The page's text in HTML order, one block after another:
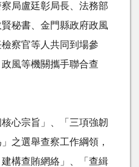
局盧廷彰局長、法務部
秘書、金門縣政府政風
察官等人共同到場參
風等機關攜手聯合查
心宗旨」、「三項強韌
之選舉查察工作綱領，
構查賄網絡」、「查緝